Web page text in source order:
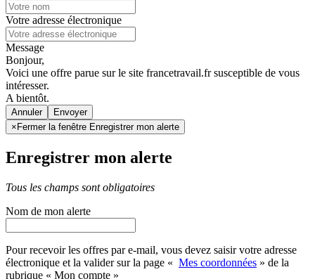
Votre adresse électronique
Message
Bonjour,
Voici une offre parue sur le site francetravail.fr susceptible de vous
intéresser.
A bientôt.
Annuler
× Fermer la fenêtre Enregistrer mon alerte
Enregistrer mon alerte
Tous les champs sont obligatoires
Nom de mon alerte
Pour recevoir les offres par e-mail, vous devez saisir votre adresse
électronique et la valider sur la page « Mes coordonnées » de la
rubrique « Mon compte »